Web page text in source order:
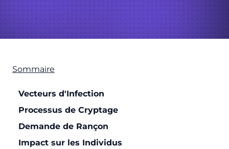
Sommaire
Vecteurs d'Infection
Processus de Cryptage
Demande de Rançon
Impact sur les Individus